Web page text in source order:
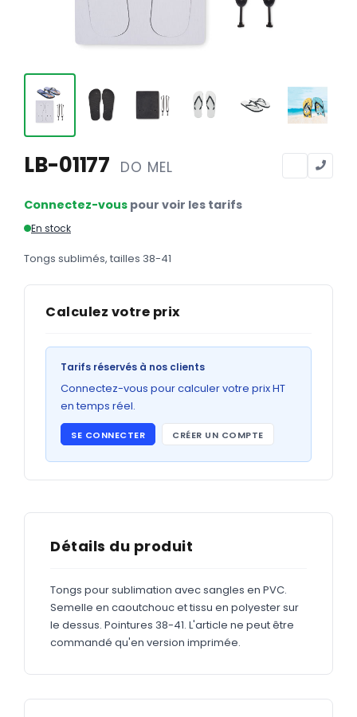
Calendriers
Calendriers bancaires
Tête de lettre
Enveloppes
Sous-mains
Chemises
GRAND FORMAT
Abribus
ADHÉSIFS
Étiquettes adhésives
LB-01177 DO MEL
Connectez-vous pour voir les tarifs
En stock
Tongs sublimés, tailles 38-41
Calculez votre prix
Tarifs réservés à nos clients
Connectez-vous pour calculer votre prix HT
en temps réel.
SE CONNECTER CRÉER UN COMPTE
Détails du produit
Tongs pour sublimation avec sangles en PVC.
Semelle en caoutchouc et tissu en polyester sur
le dessus. Pointures 38-41. L'article ne peut être
commandé qu'en version imprimée.